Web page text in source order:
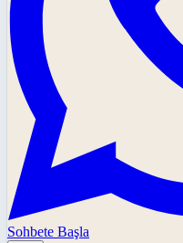
Sohbete Başla